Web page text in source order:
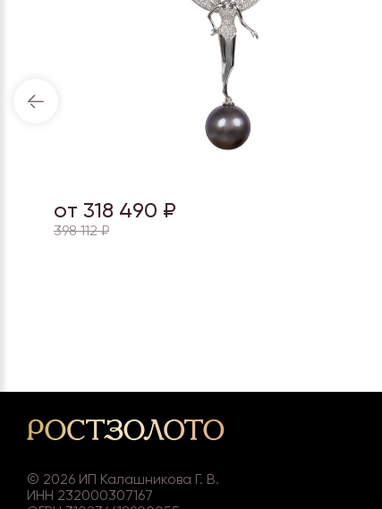
от 318 490 ₽
398 112 ₽
© 2026 ИП Калашникова Г. В.
ИНН 232000307167